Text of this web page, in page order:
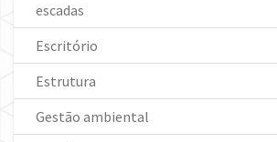
escadas
Escritório
Estrutura
Gestão ambiental